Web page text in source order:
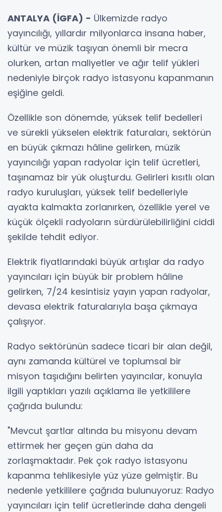
ANTALYA (İGFA) - Ülkemizde radyo
yayıncılığı, yıllardır milyonlarca insana haber,
kültür ve müzik taşıyan önemli bir mecra
olurken, artan maliyetler ve ağır telif yükleri
nedeniyle birçok radyo istasyonu kapanmanın
eşiğine geldi.
Özellikle son dönemde, yüksek telif bedelleri
ve sürekli yükselen elektrik faturaları, sektörün
en büyük çıkmazı hâline gelirken, müzik
yayıncılığı yapan radyolar için telif ücretleri,
taşınamaz bir yük oluşturdu. Gelirleri kısıtlı olan
radyo kuruluşları, yüksek telif bedelleriyle
ayakta kalmakta zorlanırken, özellikle yerel ve
küçük ölçekli radyoların sürdürülebilirliğini ciddi
şekilde tehdit ediyor.
Elektrik fiyatlarındaki büyük artışlar da radyo
yayıncıları için büyük bir problem hâline
gelirken, 7/24 kesintisiz yayın yapan radyolar,
devasa elektrik faturalarıyla başa çıkmaya
çalışıyor.
Radyo sektörünün sadece ticari bir alan değil,
aynı zamanda kültürel ve toplumsal bir
misyon taşıdığını belirten yayıncılar, konuyla
ilgili yaptıkları yazılı açıklama ile yetkililere
çağrıda bulundu:
"Mevcut şartlar altında bu misyonu devam
ettirmek her geçen gün daha da
zorlaşmaktadır. Pek çok radyo istasyonu
kapanma tehlikesiyle yüz yüze gelmiştir. Bu
nedenle yetkililere çağrıda bulunuyoruz: Radyo
yayıncıları için telif ücretlerinde daha dengeli